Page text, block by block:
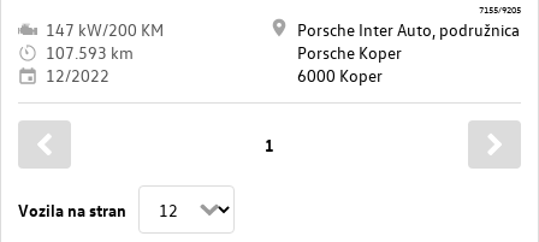
147 kW/200 KM
107.593 km
12/2022
Porsche Inter Auto, podružnica
Porsche Koper
6000 Koper
7155/9205
Vozila na stran
1